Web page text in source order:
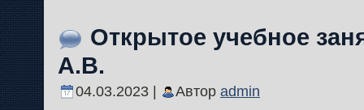
Открытое учебное
А.В.
04.03.2023 | Автор admin